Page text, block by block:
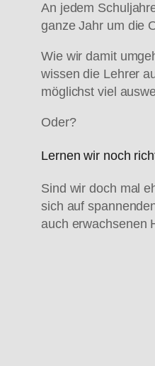
An jedem
ganze Jahr um die
Wie wir damit
wissen die Lehrer
möglichst viel
Oder?
Lernen wir noch
Sind wir doch mal
sich auf
auch erwachsenen